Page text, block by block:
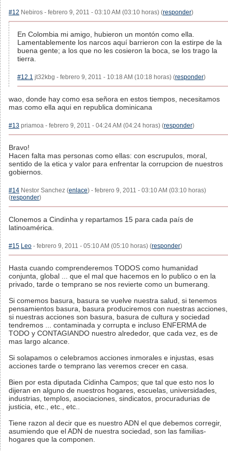
#12 Nebiros - febrero 9, 2011 - 03:10 AM (03:10 horas) (responder)
En Colombia mi amigo, hubieron un montón como ella.
Lamentablemente los narcos aquí barrieron con la estirpe de la
buena gente; a los que no les cosieron la boca, se los trago la
tierra.
#12.1 jt32kbg - febrero 9, 2011 - 10:18 AM (10:18 horas) (responder)
wao, donde hay como esa señora en estos tiempos, necesitamos
mas como ella aqui en republica dominicana
#13 priamoa - febrero 9, 2011 - 04:24 AM (04:24 horas) (responder)
Bravo!
Hacen falta mas personas como ellas: con escrupulos, moral,
sentido de la etica y valor para enfrentar la corrupcion de nuestros
gobiernos.
#14 Nestor Sanchez (enlace) - febrero 9, 2011 - 03:10 AM (03:10 horas)
(responder)
Clonemos a Cindinha y repartamos 15 para cada país de
latinoamérica.
#15 Leo - febrero 9, 2011 - 05:10 AM (05:10 horas) (responder)
Hasta cuando comprenderemos TODOS como humanidad
conjunta, global ... que el mal que hacemos en lo publico o en la
privado, tarde o temprano se nos revierte como un bumerang.
Si comemos basura, basura se vuelve nuestra salud, si tenemos
pensamientos basura, basura produciremos con nuestras acciones,
si nuestras acciones son basura, basura de cultura y sociedad
tendremos ... contaminada y corrupta e incluso ENFERMA de
TODO y CONTAGIANDO nuestro alrededor, que cada vez, es de
mas largo alcance.
Si solapamos o celebramos acciones inmorales e injustas, esas
acciones tarde o temprano las veremos crecer en casa.
Bien por esta diputada Cidinha Campos; que tal que esto nos lo
dijeran en alguno de nuestros hogares, escuelas, universidades,
industrias, templos, asociaciones, sindicatos, procuradurias de
justicia, etc., etc., etc..
Tiene razon al decir que es nuestro ADN el que debemos corregir,
asumiendo que el ADN de nuestra sociedad, son las familias-
hogares que la componen.